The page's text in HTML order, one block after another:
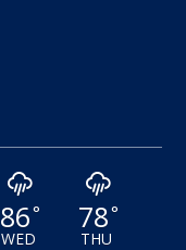
86°
WED
78°
THU